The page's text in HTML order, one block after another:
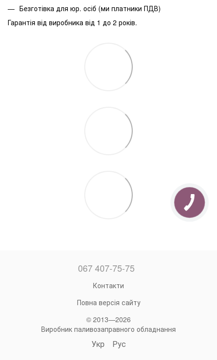
Безготівка для юр. осіб (ми платники ПДВ)
Гарантія від виробника від 1 до 2 років.
067 407-75-75
Контакти
Повна версія сайту
© 2013—2026
Виробник паливозаправного обладнання
Укр Рус